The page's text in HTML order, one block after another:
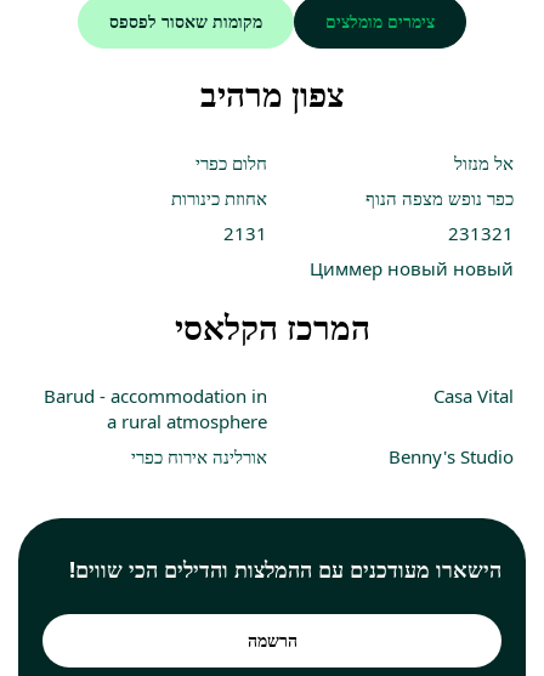
צימרים מומלצים מקומות שאסור לפספס
צפון מרהיב
אל מנזול
חלום כפרי
כפר נופש מצפה הנוף
אחוזת כינורות
231321
2131
Циммер новый новый
המרכז הקלאסי
Casa Vital
Barud - accommodation in
a rural atmosphere
Benny's Studio
אורלינה אירוח כפרי
הישארו מעודכנים עם ההמלצות והדילים הכי שווים!
הרשמה